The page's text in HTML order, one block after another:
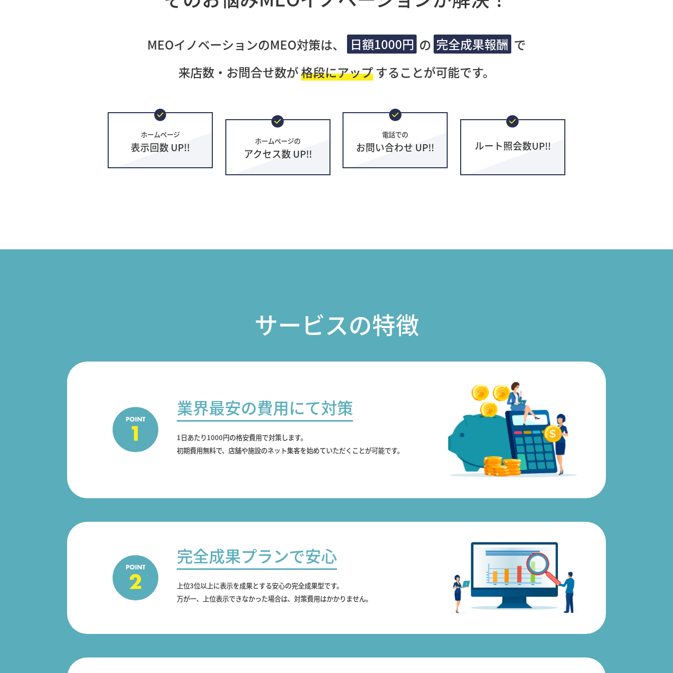
MEOイノベーションのMEO対策は、 日額1000円 の 完全成果報酬 で
来店数・お問合せ数が格段にアップすることが可能です。
ホームページ
表示回数 UP!! ホームページの
アクセス数 UP!!
電話での
お問い合わせ UP!! ルート照会数UP!!
サービスの特徴
業界最安の費用にて対策
1日あたり1000円の格安費用で対策します。
初期費用無料で、店舗や施設のネット集客を始めていただくことが可能です。
完全成果プランで安心
上位3位以上に表示を成果とする安心の完全成果型です。
万が一、上位表示できなかった場合は、対策費用はかかりません。